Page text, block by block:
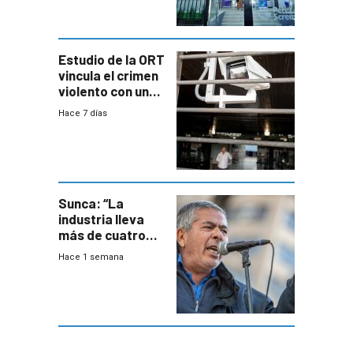
Estudio de la ORT
vincula el crimen
violento con una
menor creación
Hace 7 días
Sunca: “La
industria lleva
más de cuatro
meses sin
Hace 1 semana